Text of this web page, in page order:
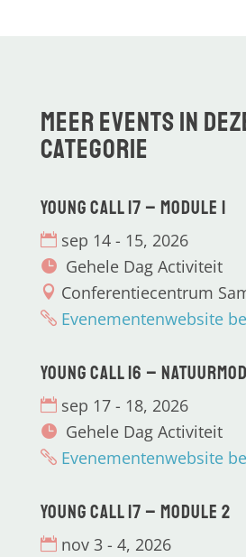
Meer events in
categorie
Young CALL 17 – Module 1
sep 14 - 15, 2026
Gehele Dag Activiteit
Conferentiecentrum
Evenementenwebsite
Young CALL 16 –
sep 17 - 18, 2026
Gehele Dag Activiteit
Evenementenwebsite
Young CALL 17 – Module 2
nov 3 - 4, 2026